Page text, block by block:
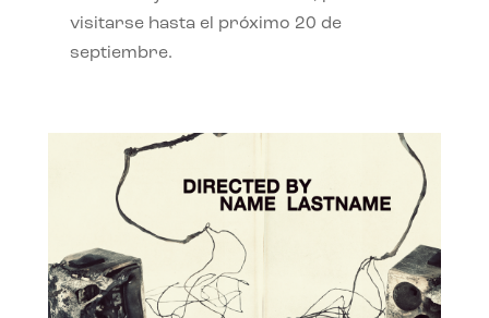
visitarse hasta el próximo 20 de
septiembre.